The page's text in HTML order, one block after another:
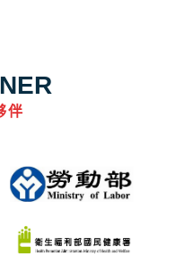
伴